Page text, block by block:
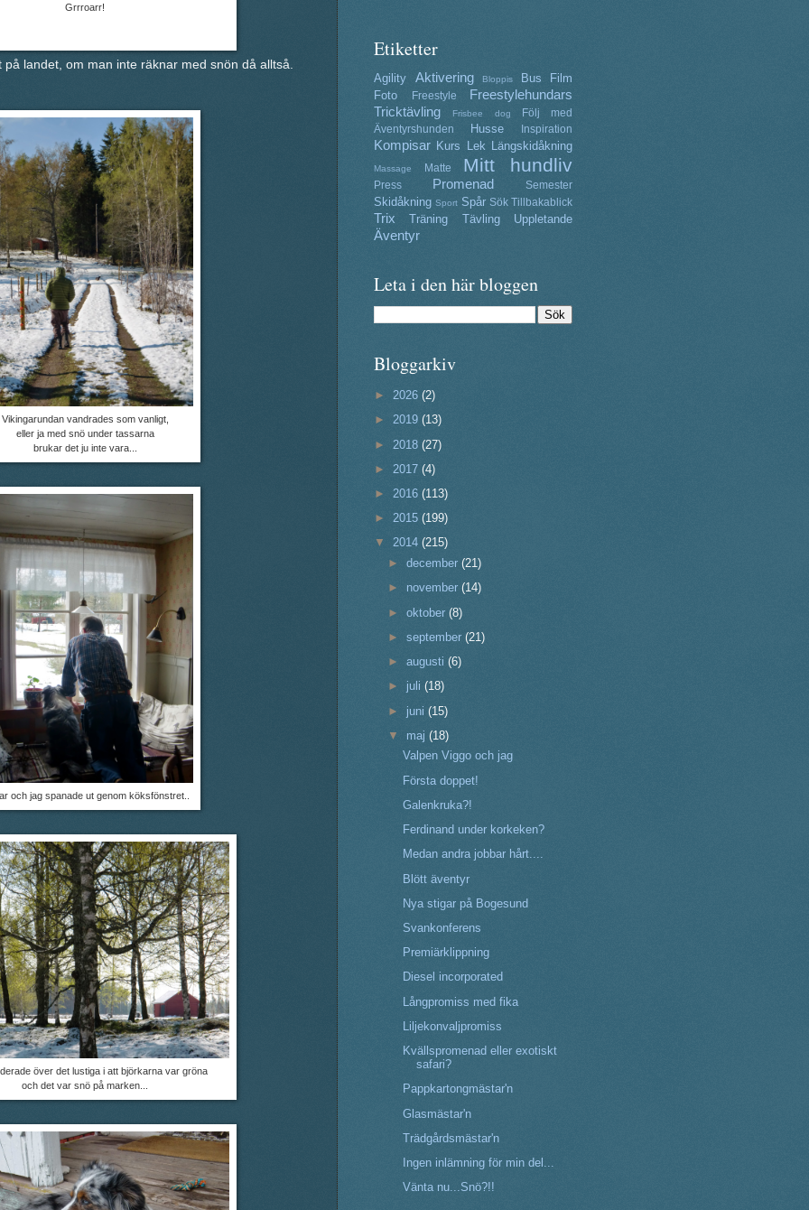
Grrroarr!
på landet, om man inte räknar med snön då alltså.
Vikingarundan vandrades som vanligt,
eller ja med snö under tassarna
brukar det ju inte vara...
och jag spanade ut genom köksfönstret..
över det lustiga i att björkarna var gröna
och det var snö på marken...
Etiketter
Agility Aktivering Bloppis Bus
Film
Foto
Freestyle
Freestylehundars
Tricktävling
Frisbee dog
Följ med
Äventyrshunden
Husse Inspiration
Kompisar Kurs Lek Längskidåkning
Massage Matte Mitt hundliv
Press Promenad Semester
Skidåkning Sport Spår Sök Tillbakablick
Trix Träning Tävling Uppletande
Äventyr
Leta i den här bloggen
Bloggarkiv
► 2026 (2)
► 2019 (13)
► 2018 (27)
► 2017 (4)
► 2016 (113)
► 2015 (199)
▼ 2014 (215)
►december(21)
► november(14)
►oktober(8)
►september(21)
►augusti(6)
► juli(18)
► juni(15)
▼ maj(18)
Valpen Viggo och jag
Första doppet!
Galenkruka?!
Ferdinand under korkeken?
Medan andra jobbar hårt....
Blött äventyr
Nya stigar på Bogesund
Svankonferens
Premiärklippning
Diesel incorporated
Långpromiss med fika
Liljekonvaljpromiss
Kvällspromenad eller exotiskt
safari?
Pappkartongmästar'n
Glasmästar'n
Trädgårdsmästar'n
Ingen inlämning för min del...
Vänta nu...Snö?!!